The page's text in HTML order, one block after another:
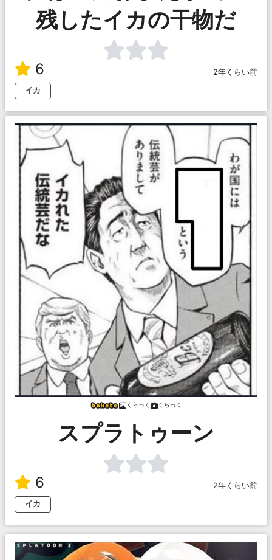
残したイカの干物だ
6
2年くらい前
イカ
くらっく くらっく
スプラトゥーン
6
2年くらい前
イカ